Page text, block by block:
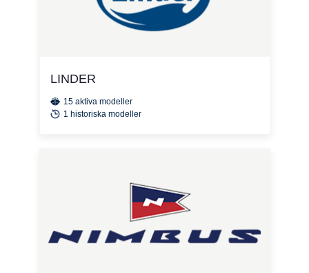
LINDER
15 aktiva modeller
1 historiska modeller